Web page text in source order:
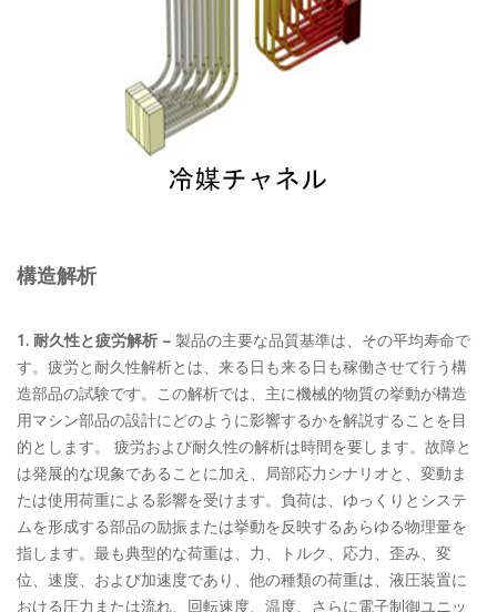
構造解析
1. 耐久性と疲労解析 – 製品の主要な品質基準は、その平均寿命で
す。疲労と耐久性解析とは、来る日も来る日も稼働させて行う構
造部品の試験です。この解析では、主に機械的物質の挙動が構造
用マシン部品の設計にどのように影響するかを解説することを目
的とします。 疲労および耐久性の解析は時間を要します。故障と
は発展的な現象であることに加え、局部応力シナリオと、変動ま
たは使用荷重による影響を受けます。負荷は、ゆっくりとシステ
ムを形成する部品の励振または挙動を反映するあらゆる物理量を
指します。最も典型的な荷重は、力、トルク、応力、歪み、変
位、速度、および加速度であり、他の種類の荷重は、液圧装置に
おける圧力または流れ、回転速度、温度、さらに電子制御ユニッ